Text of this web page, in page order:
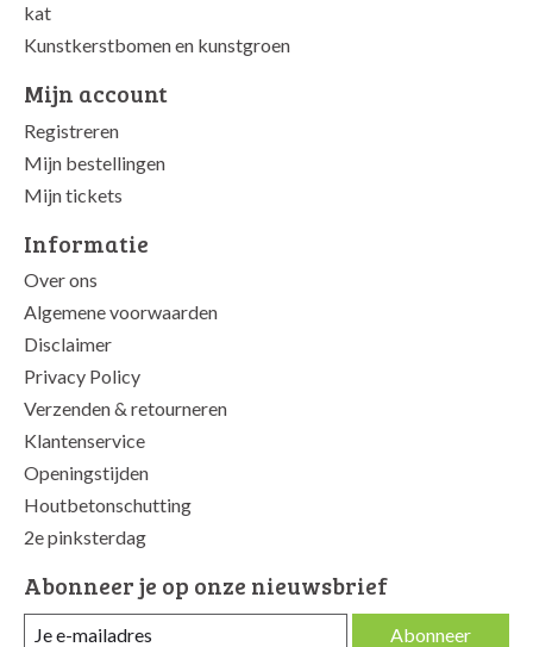
kat
Kunstkerstbomen en kunstgroen
Mijn account
Registreren
Mijn bestellingen
Mijn tickets
Informatie
Over ons
Algemene voorwaarden
Disclaimer
Privacy Policy
Verzenden & retourneren
Klantenservice
Openingstijden
Houtbetonschutting
2e pinksterdag
Abonneer je op onze nieuwsbrief
Abonneer